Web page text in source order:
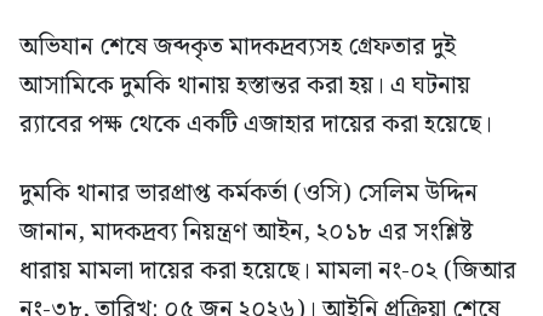
অভিযান শেষে জব্দকৃত মাদকদ্রব্যসহ গ্রেফতার দুই
আসামিকে দুমকি থানায় হস্তান্তর করা হয়। এ ঘটনায়
র‍্যাবের পক্ষ থেকে একটি এজাহার দায়ের করা হয়েছে।
দুমকি থানার ভারপ্রাপ্ত কর্মকর্তা (ওসি) সেলিম উদ্দিন
জানান, মাদকদ্রব্য নিয়ন্ত্রণ আইন, ২০১৮ এর সংশ্লিষ্ট
ধারায় মামলা দায়ের করা হয়েছে। মামলা নং-০২ (জিআর